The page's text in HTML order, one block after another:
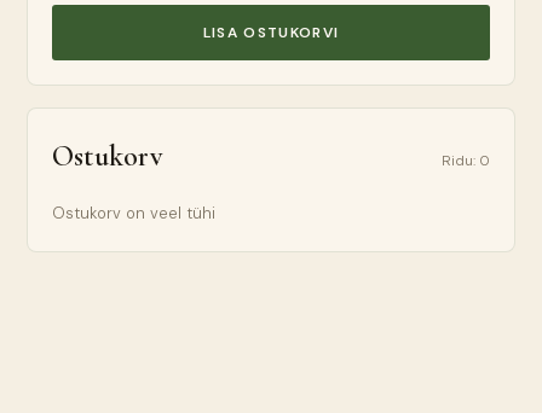
LISA OSTUKORVI
Ostukorv Ridu: 0
Ostukorv on veel tühi